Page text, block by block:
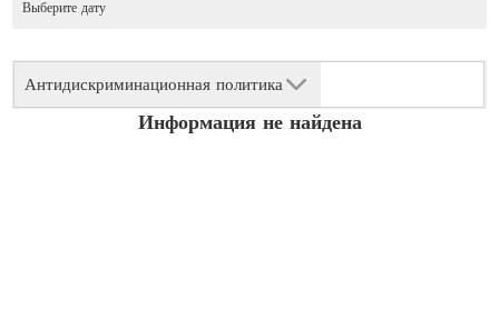
Антидискриминационная политика
Информация не найдена